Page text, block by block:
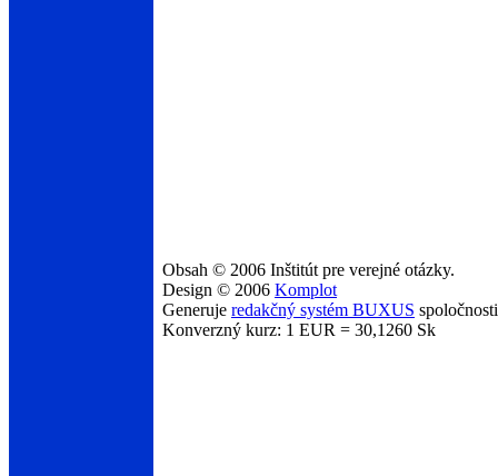
Obsah © 2006 Inštitút pre verejné otázky.
Design © 2006 Komplot
Generuje redakčný systém BUXUS
Konverzný kurz: 1 EUR = 30,1260 Sk